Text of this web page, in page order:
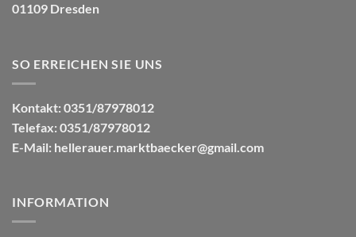
01109 Dresden
SO ERREICHEN SIE UNS
Kontakt: 0351/87978012
Telefax: 0351/87978012
E-Mail: hellerauer.marktbaecker@gmail.com
INFORMATION